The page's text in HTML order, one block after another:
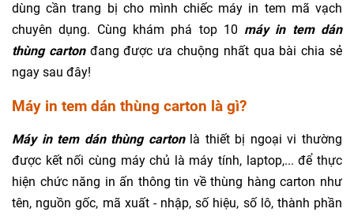
dùng cần trang bị cho mình chiếc máy in tem mã vạch
chuyên dụng. Cùng khám phá top 10 máy in tem dán
thùng cartonđang được ưa chuộng nhất qua bài chia sẻ
ngay sau đây!
Máy in tem dán thùng carton là gì?
Máy in tem dán thùng carton là thiết bị ngoại vi thường
được kết nối cùng máy chủ là máy tính, laptop,... để thực
hiện chức năng in ấn thông tin về thùng hàng carton như
tên, nguồn gốc, mã xuất - nhập, số hiệu, số lô, thành phần